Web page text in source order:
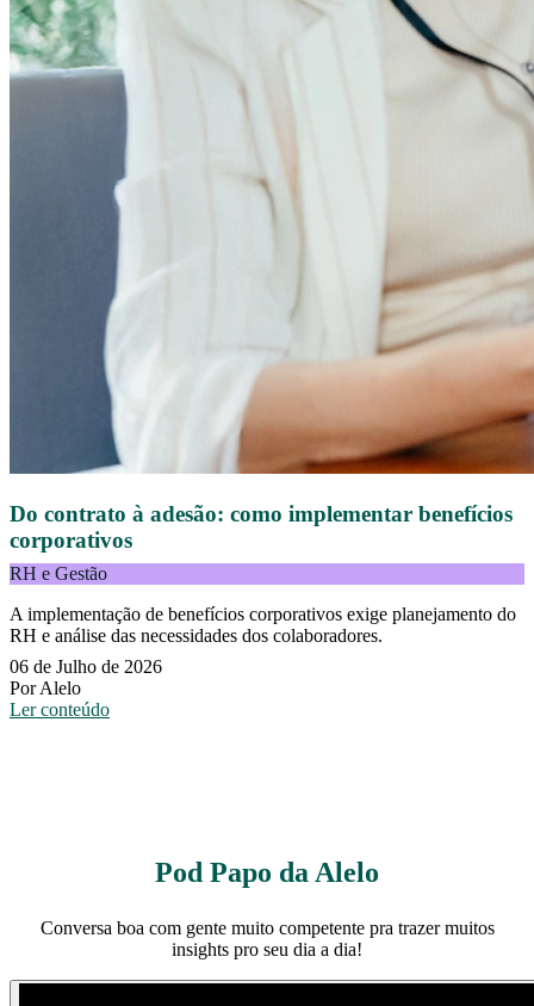
Do contrato à adesão: como implementar benefícios
corporativos
RH e Gestão
A implementação de benefícios corporativos exige planejamento do
RH e análise das necessidades dos colaboradores.
06 de Julho de 2026
Por Alelo
Ler conteúdo
Pod Papo da Alelo
Conversa boa com gente muito competente pra trazer muitos
insights pro seu dia a dia!